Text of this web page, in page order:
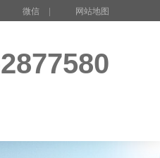
微信 | 网站地图